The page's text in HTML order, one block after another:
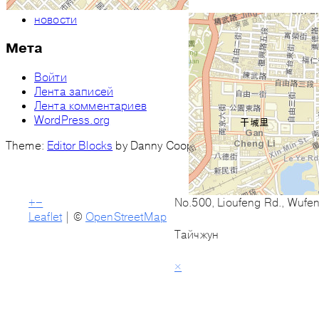
No.500, Lioufeng Rd.,
Тайчжун
×
+−
Leaflet| © OpenStreetMap
новости
Мета
Войти
Лента записей
Лента комментариев
WordPress.org
Theme: Editor Blocks by Danny Cooper.